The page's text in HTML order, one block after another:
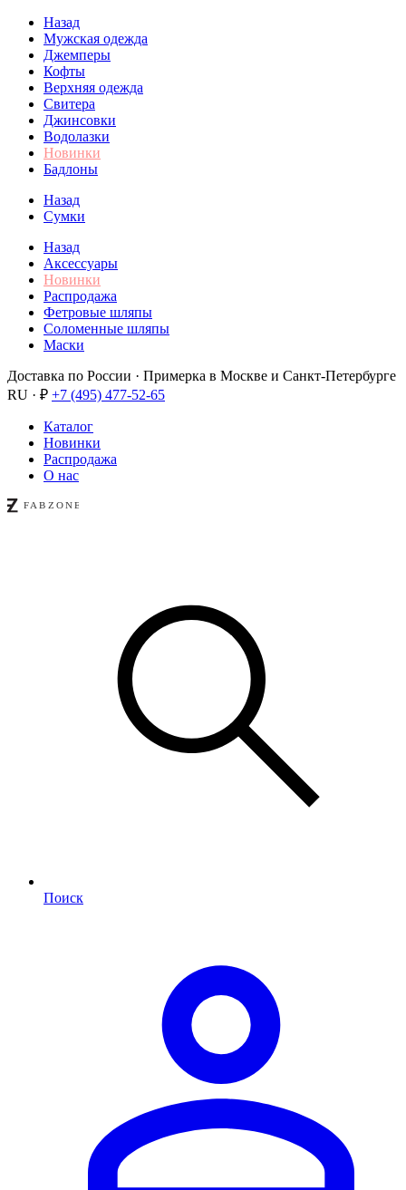
Назад
Мужская одежда
Джемперы
Кофты
Верхняя одежда
Свитера
Джинсовки
Водолазки
Новинки
Бадлоны
Назад
Сумки
Назад
Аксессуары
Новинки
Распродажа
Фетровые шляпы
Соломенные шляпы
Маски
Доставка по России · Примерка в Москве и Санкт-Петербурге
RU · ₽ +7 (495) 477-52-65
Каталог
Новинки
Распродажа
О нас
Поиск